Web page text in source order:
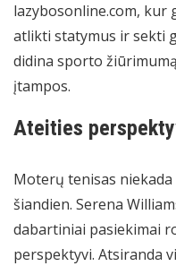
lazybosonline.com, kur
atlikti statymus ir sekti
didina sporto
įtampos.
Ateities
Moterų tenisas
šiandien. Serena
dabartiniai pasiekimai
perspektyvi. Atsiranda